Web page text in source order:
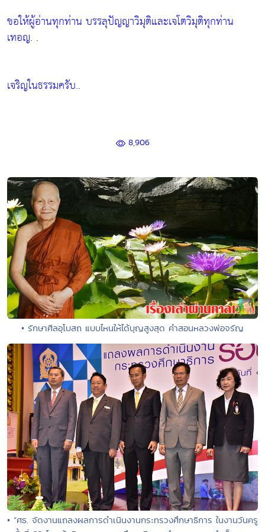
ขอให้ผู้อ่านทุกท่าน บรรลุปัญญาวิมุติและเจโตวิมุติทุกท่าน
เทอญ. .
เจริญในธรรมครับ..
8,906
• รักษาศีลอุโบสถ แบบไหนให้ได้บุญสูงสุด คำสอนหลวงพ่อจรัญ
• “ศธ. จัดงานแถลงผลการดำเนินงานกระทรวงศึกษาธิการ ในงานวันครู